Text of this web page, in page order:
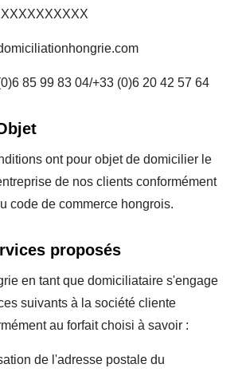
85 99 83 04/+33 (0)6 20 42 57 64
ont pour objet de domicilier le
de nos clients conformément
code de commerce hongrois.
proposés
en tant que domiciliataire s'engage
suivants à la société cliente
au forfait choisi à savoir :
de l'adresse postale du